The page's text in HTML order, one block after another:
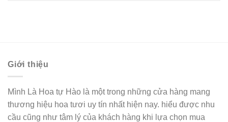
Giới thiệu
Mình Là Hoa tự Hào là một trong những cửa hàng mang
thương hiệu hoa tươi uy tín nhất hiện nay. hiểu được nhu
cầu cũng như tâm lý của khách hàng khi lựa chọn mua